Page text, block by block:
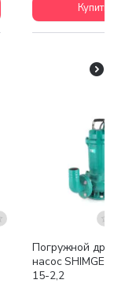
Купить
Бесплатная доставка
Погружной
насос SHIMGE
15-2,2